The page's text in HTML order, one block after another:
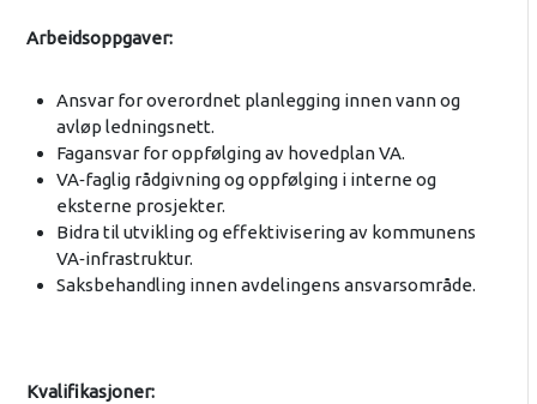
Arbeidsoppgaver:
Ansvar for overordnet planlegging innen vann og
avløp ledningsnett.
Fagansvar for oppfølging av hovedplan VA.
VA‑faglig rådgivning og oppfølging i interne og
eksterne prosjekter.
Bidra til utvikling og effektivisering av kommunens
VA‑infrastruktur.
Saksbehandling innen avdelingens ansvarsområde.
Kvalifikasjoner: